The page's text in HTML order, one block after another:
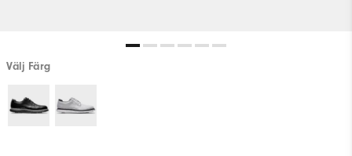
Välj Färg